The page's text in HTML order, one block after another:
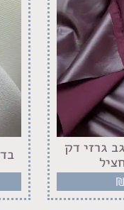
גרזי דק
₪